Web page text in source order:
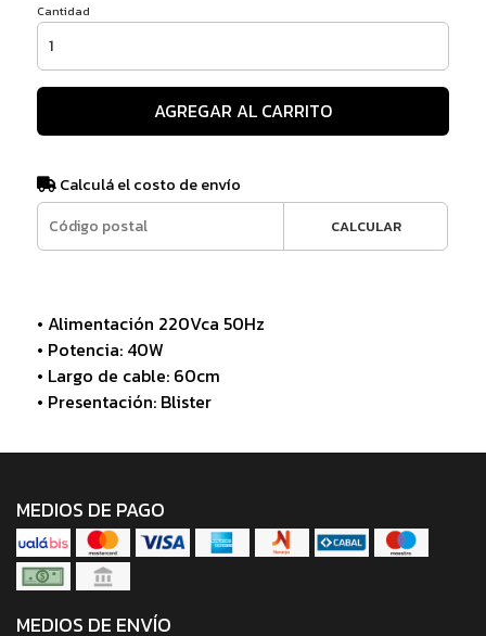
Cantidad
AGREGAR AL CARRITO
Calculá el costo de envío
CALCULAR
• Alimentación 220Vca 50Hz
• Potencia: 40W
• Largo de cable: 60cm
• Presentación: Blister
MEDIOS DE PAGO
MEDIOS DE ENVÍO